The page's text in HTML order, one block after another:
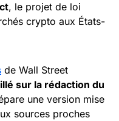
, le projet de loi
crypto aux États-
de Wall Street
sur la rédaction du
une version mise
sources proches